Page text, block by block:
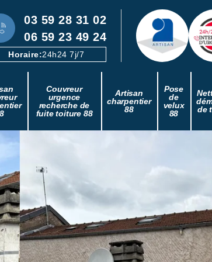
03 59 28 31 02
06 59 23 49 24
Horaire:24h24 7j/7
Couvreur
urgence
recherche de
fuite toiture 88
Artisan
charpentier
88
Pose
de
velux
88
de